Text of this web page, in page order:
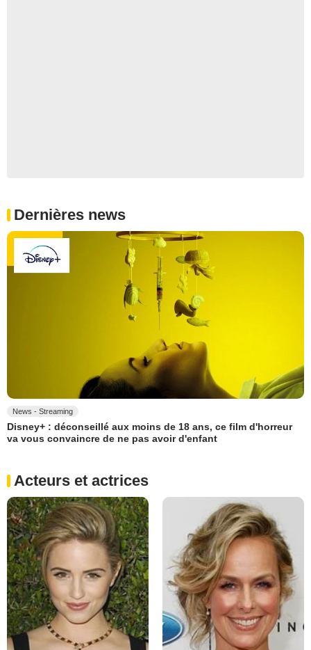
Dernières news
News - Streaming
Disney+ : déconseillé aux moins de 18 ans, ce film d'horreur
va vous convaincre de ne pas avoir d'enfant
Acteurs et actrices